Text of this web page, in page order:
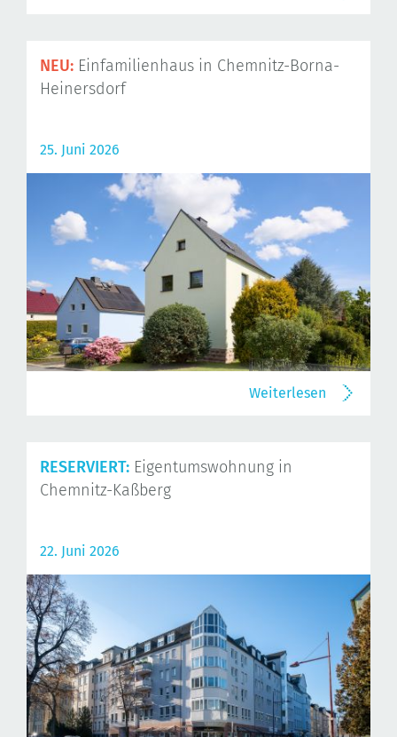
NEU: Einfamilienhaus in Chemnitz-Borna-
Heinersdorf
25. Juni 2026
Weiterlesen
RESERVIERT: Eigentumswohnung in
Chemnitz-Kaßberg
22. Juni 2026